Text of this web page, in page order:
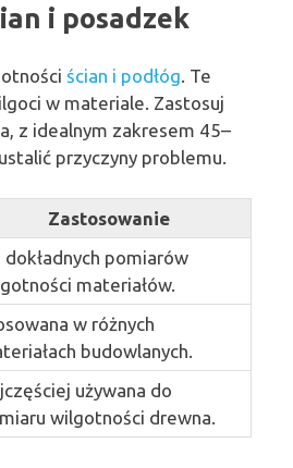
i posadzek
ścian i podłóg. Te
w materiale. Zastosuj
z idealnym zakresem 45–
przyczyny problemu.
Zastosowanie
dokładnych pomiarów
materiałów.
w różnych
budowlanych.
używana do
wilgotności drewna.